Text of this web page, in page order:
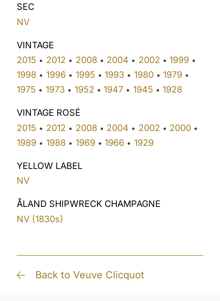
SEC
NV
VINTAGE
2015 • 2012 • 2008 • 2004 • 2002 • 1999 •
1998 • 1996 • 1995 • 1993 • 1980• 1979 •
1975 • 1973 • 1952 • 1947 • 1945 • 1928
VINTAGE ROSÉ
2015 • 2012 • 2008 • 2004 • 2002 • 2000 •
1989 • 1988 • 1969 • 1966 • 1929
YELLOW LABEL
NV
ÅLAND SHIPWRECK CHAMPAGNE
NV (1830s)
Back to Veuve Clicquot